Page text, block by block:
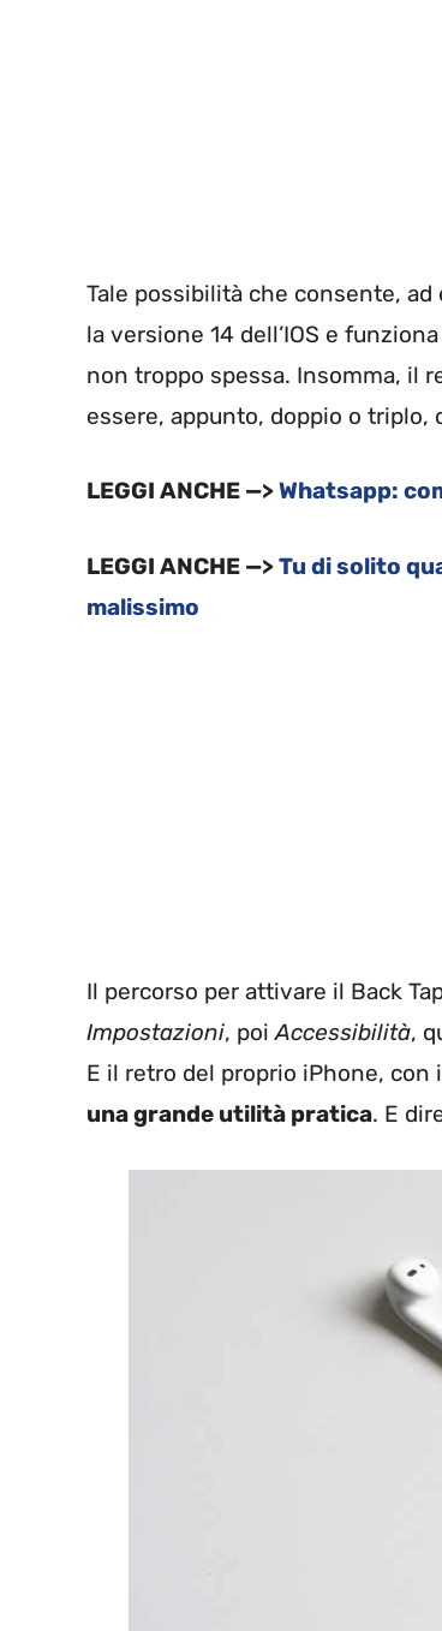
Tale possibilità che consente, ad
la versione 14 dell’IOS e
non troppo spessa. Insomma, il
essere, appunto, doppio o triplo,
LEGGI ANCHE —>Whatsapp:
LEGGI ANCHE —>Tu di solito
malissimo
Il percorso per attivare il Back
Impostazioni, poiAccessibilità,
E il retro del proprio iPhone,
una grande utilità pratica. E